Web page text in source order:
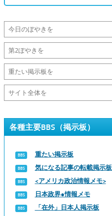
各種主要BBS（掲示板）
重たい掲示板
気になる記事の転載掲示板
<アメリカ政治情報メモ>
日本政界●情報メモ
「在外」日本人掲示板